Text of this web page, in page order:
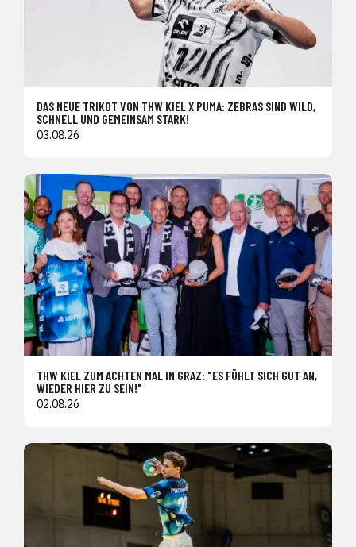
DAS NEUE TRIKOT VON THW KIEL X PUMA: ZEBRAS SIND WILD,
SCHNELL UND GEMEINSAM STARK!
03.08.26
THW KIEL ZUM ACHTEN MAL IN GRAZ: "ES FÜHLT SICH GUT AN,
WIEDER HIER ZU SEIN!"
02.08.26